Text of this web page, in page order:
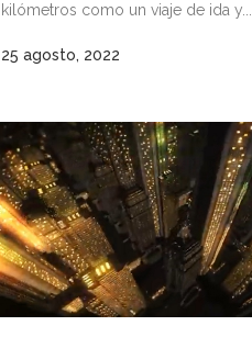
kilómetros como un viaje de ida y...
25 agosto, 2022